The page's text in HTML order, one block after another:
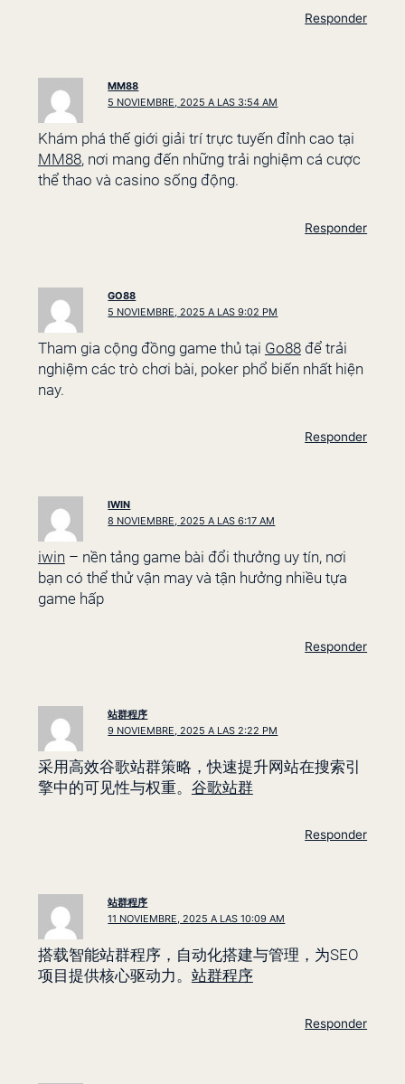
Responder
MM88
5 NOVIEMBRE, 2025 A LAS 3:54 AM
Khám phá thế giới giải trí trực tuyến đỉnh cao tại
MM88, nơi mang đến những trải nghiệm cá cược
thể thao và casino sống động.
Responder
GO88
5 NOVIEMBRE, 2025 A LAS 9:02 PM
Tham gia cộng đồng game thủ tại Go88để trải
nghiệm các trò chơi bài, poker phổ biến nhất hiện
nay.
Responder
IWIN
8 NOVIEMBRE, 2025 A LAS 6:17 AM
iwin – nền tảng game bài đổi thưởng uy tín, nơi
bạn có thể thử vận may và tận hưởng nhiều tựa
game hấp
Responder
站群程序
9 NOVIEMBRE, 2025 A LAS 2:22 PM
采用高效谷歌站群策略，快速提升网站在搜索引
擎中的可见性与权重。 谷歌站群
Responder
站群程序
11 NOVIEMBRE, 2025 A LAS 10:09 AM
搭载智能站群程序，自动化搭建与管理，为SEO
项目提供核心驱动力。 站群程序
Responder